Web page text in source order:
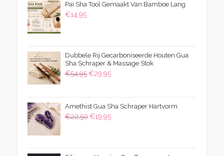
Pai Sha Tool Gemaakt Van Bamboe Lang
€14,95
Dubbele Rij Gecarboniseerde Houten Gua
Sha Schraper & Massage Stok
€54,95 Oorspronkelijke
€54,95.
€29,95Huidige
€29,95.
Amethist Gua Sha Schraper Hartvorm
€22,50 Oorspronkelijke
€19,95Huidige